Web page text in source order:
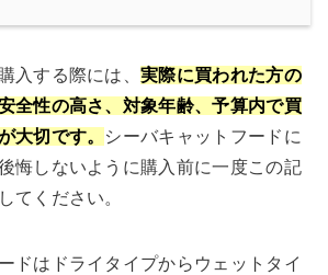
入する際には、実際に買われた方の
全性の高さ、対象年齢、予算内で買
大切です。 シーバキャットフードに
悔しないように購入前に一度この記
てください。
ドはドライタイプからウェットタイ